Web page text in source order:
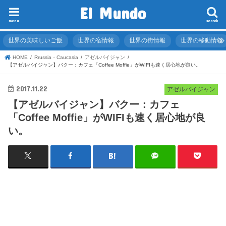
El Mundo search
menu
世界の美味しいご飯 世界の宿情報 世界の街情報 世界の移動情報
HOME Rrussia・Caucasia
アゼルバイジャン
【アゼルバイジャン】バクー：カフェ「Coffee Moffie」がWIFIも速く居心地が良い。
アゼルバイジャン
2017.11.22
【アゼルバイジャン】バクー：カフェ
「Coffee Moffie」がWIFIも速く居心地が良
い。